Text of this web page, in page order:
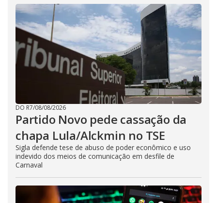
DO R7/08/08/2026
Partido Novo pede cassação da
chapa Lula/Alckmin no TSE
Sigla defende tese de abuso de poder econômico e uso
indevido dos meios de comunicação em desfile de
Carnaval